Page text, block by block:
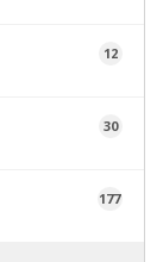
12
30
177